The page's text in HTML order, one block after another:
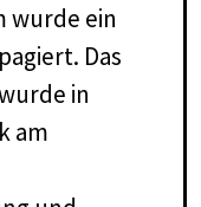
wurde ein
Das
in
am